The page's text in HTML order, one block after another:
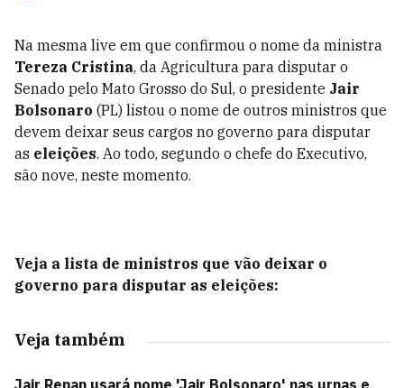
Na mesma live em que confirmou o nome da ministra
Tereza Cristina, da Agricultura para disputar o
Senado pelo Mato Grosso do Sul, o presidente Jair
Bolsonaro (PL) listou o nome de outros ministros que
devem deixar seus cargos no governo para disputar
as eleições. Ao todo, segundo o chefe do Executivo,
são nove, neste momento.
Veja a lista de ministros que vão deixar o
governo para disputar as eleições:
Veja também
Jair Renan usará nome 'Jair Bolsonaro' nas urnas e